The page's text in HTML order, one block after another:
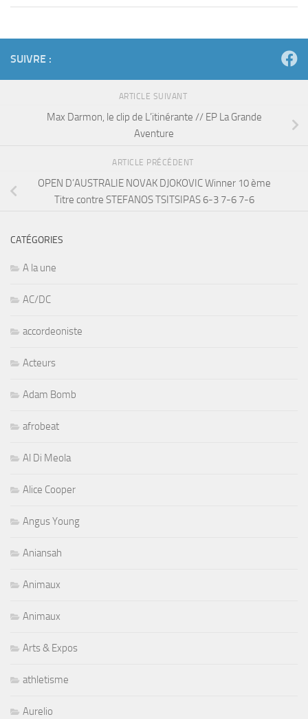
SUIVRE :
ARTICLE SUIVANT
Max Darmon, le clip de L’itinérante // EP La Grande
Aventure
ARTICLE PRÉCÉDENT
OPEN D’AUSTRALIE NOVAK DJOKOVIC Winner 10 ème
Titre contre STEFANOS TSITSIPAS 6-3 7-6 7-6
CATÉGORIES
A la une
AC/DC
accordeoniste
Acteurs
Adam Bomb
afrobeat
Al Di Meola
Alice Cooper
Angus Young
Aniansah
Animaux
Animaux
Arts & Expos
athletisme
Aurelio